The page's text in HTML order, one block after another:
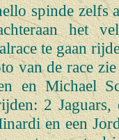
spinde zelfs
het
te gaan
van de race
en Michael
2
en een